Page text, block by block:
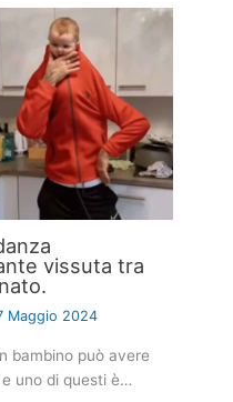
vissuta tra
Maggio 2024
bambino può avere
uno di questi è…